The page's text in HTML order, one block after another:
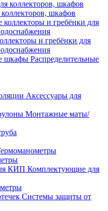
шкафов
и гребёнки для
Распределительные
Аксессуары для
Монтажные маты/
Комплектующие для
Системы защиты от